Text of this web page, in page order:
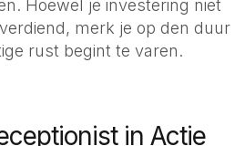
Hoewel je investering niet
merk je op den duur
rust begint te varen.
in Actie